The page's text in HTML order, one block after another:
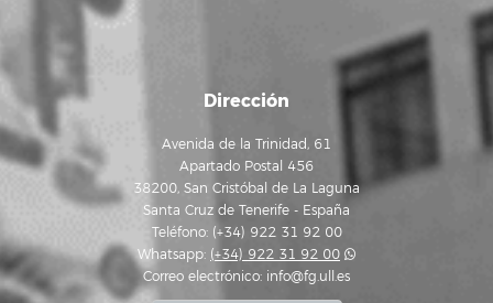
Dirección
Avenida de la Trinidad, 61
Apartado Postal 456
38200, San Cristóbal de La Laguna
Santa Cruz de Tenerife - España
Teléfono: (+34) 922 31 92 00
Whatsapp: (+34) 922 31 92 00
Correo electrónico: info@fg.ull.es